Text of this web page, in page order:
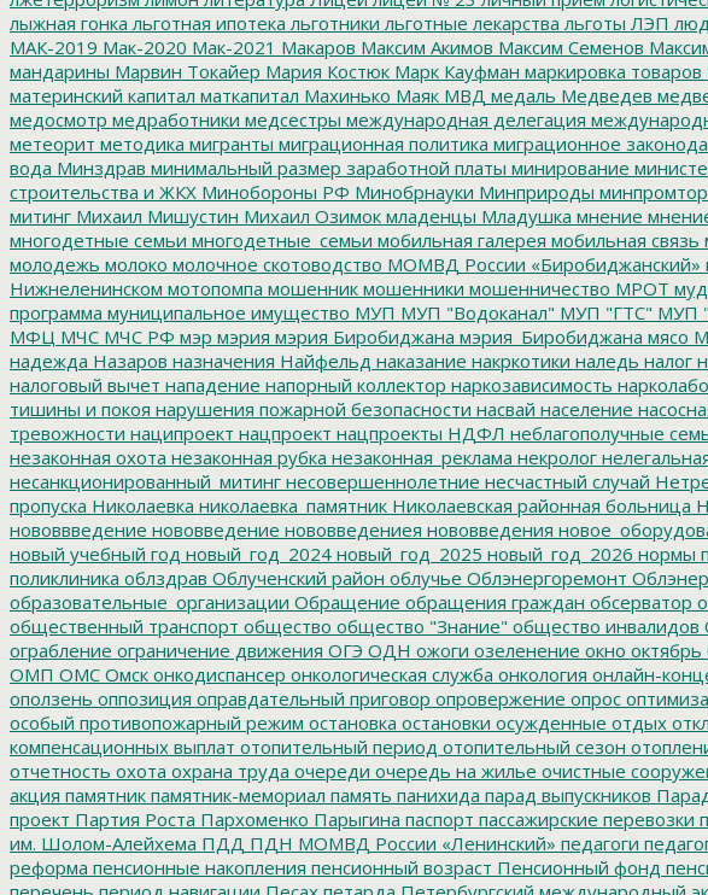
лыжная гонка льготная ипотека льготники льготные лекарства льготы ЛЭП
МАК-2019 Мак-2020 Мак-2021 Макаров Максим Акимов Максим Семенов
мандарины Марвин Токайер Мария Костюк Марк Кауфман маркировка товаров
материнский капитал маткапитал Махинько Маяк МВД медаль Медведев
медосмотр медработники медсестры международная делегация
метеорит методика мигранты миграционная политика миграционное
вода Минздрав минимальный размер заработной платы минирование
строительства и ЖКХ Минобороны РФ Минобрнауки Минприроды
митинг Михаил Мишустин Михаил Озимок младенцы Младушка мнение
многодетные семьи многодетные_семьи мобильная галерея мобильная связь
молодежь молоко молочное скотоводство МОМВД России «Биробиджанский»
Нижнеленинском мотопомпа мошенник мошенники мошенничество МРОТ
программа муниципальное имущество МУП МУП "Водоканал" МУП "ГТС" МУП
МФЦ МЧС МЧС РФ мэр мэрия мэрия Биробиджана мэрия_Биробиджана мясо
надежда Назаров назначения Найфельд наказание накркотики наледь налог
налоговый вычет нападение напорный коллектор наркозависимость
тишины и покоя нарушения пожарной безопасности насвай население
тревожности наципроект нацпроект нацпроекты НДФЛ неблагополучные
незаконная охота незаконная рубка незаконная_реклама некролог
несанкционированный_митинг несовершеннолетние несчастный случай
пропуска Николаевка николаевка_памятник Николаевская районная больница
нововвведение нововведение нововведениея нововведения
новый учебный год новый_год_2024 новый_год_2025 новый_год_2026 нормы
поликлиника облздрав Облученский район облучье Облэнергоремонт
образовательные_организации Обращение обращения граждан обсерватор
общественный транспорт общество общество "Знание" общество инвалидов
ограбление ограничение движения ОГЭ ОДН ожоги озеленение окно октябрь
ОМП ОМС Омск онкодиспансер онкологическая служба онкология онлайн-
оползень оппозиция оправдательный приговор опровержение опрос
особый противопожарный режим остановка остановки осужденные отдых
компенсационных выплат отопительный период отопительный сезон
отчетность охота охрана труда очереди очередь на жилье очистные
акция памятник памятник-мемориал память панихида парад выпускников
проект Партия Роста Пархоменко Парыгина паспорт пассажирские перевозки
им. Шолом-Алейхема ПДД ПДН МОМВД России «Ленинский» педагоги
реформа пенсионные накопления пенсионный возраст Пенсионный фонд